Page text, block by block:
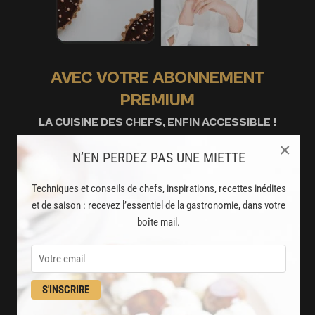
N’EN PERDEZ PAS UNE MIETTE
Techniques et conseils de chefs, inspirations, recettes inédites
et de saison : recevez l’essentiel de la gastronomie, dans votre
boîte mail.
S'INSCRIRE
×
AVEC VOTRE ABONNEMENT
PREMIUM
LA CUISINE DES CHEFS, ENFIN ACCESSIBLE !
8000
recettes exclusives
partagées par vos chefs préférés
2000
vidéos de recettes
et techniques de cuisine et pâtisserie
Des nouveautés
disponibles chaque semaine